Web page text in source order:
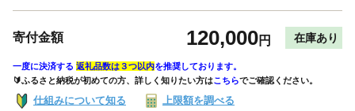
寄付金額 120,000円 在庫あり
一度に決済する 返礼品数は３つ以内を推奨しております。
🔰ふるさと納税が初めての方、詳しく知りたい方はこちらでご確認ください。
仕組みについて知る 上限額を調べる